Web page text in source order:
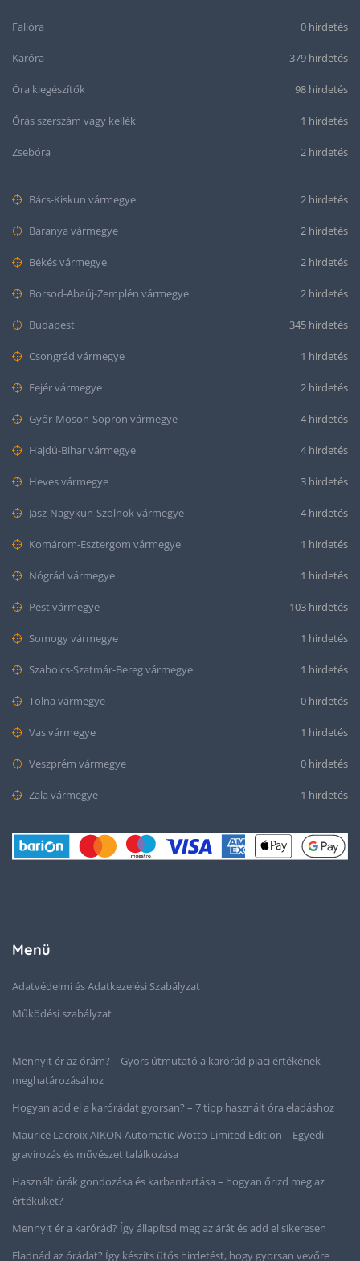
Falióra 0 hirdetés
Karóra 379 hirdetés
Óra kiegészítők 98 hirdetés
Órás szerszám vagy kellék 1 hirdetés
Zsebóra 2 hirdetés
Bács-Kiskun vármegye 2 hirdetés
Baranya vármegye 2 hirdetés
Békés vármegye 2 hirdetés
Borsod-Abaúj-Zemplén vármegye 2 hirdetés
Budapest 345 hirdetés
Csongrád vármegye 1 hirdetés
Fejér vármegye 2 hirdetés
Győr-Moson-Sopron vármegye 4 hirdetés
Hajdú-Bihar vármegye 4 hirdetés
Heves vármegye 3 hirdetés
Jász-Nagykun-Szolnok vármegye 4 hirdetés
Komárom-Esztergom vármegye 1 hirdetés
Nógrád vármegye 1 hirdetés
Pest vármegye 103 hirdetés
Somogy vármegye 1 hirdetés
Szabolcs-Szatmár-Bereg vármegye 1 hirdetés
Tolna vármegye 0 hirdetés
Vas vármegye 1 hirdetés
Veszprém vármegye 0 hirdetés
Zala vármegye 1 hirdetés
Menü
Adatvédelmi és Adatkezelési Szabályzat
Működési szabályzat
Mennyit ér az órám? – Gyors útmutató a karórád piaci értékének
meghatározásához
Hogyan add el a karórádat gyorsan? – 7 tipp használt óra eladáshoz
Maurice Lacroix AIKON Automatic Wotto Limited Edition – Egyedi
gravírozás és művészet találkozása
Használt órák gondozása és karbantartása – hogyan őrizd meg az
értéküket?
Mennyit ér a karórád? Így állapítsd meg az árát és add el sikeresen
Eladnád az órádat? Így készíts ütős hirdetést, hogy gyorsan vevőre